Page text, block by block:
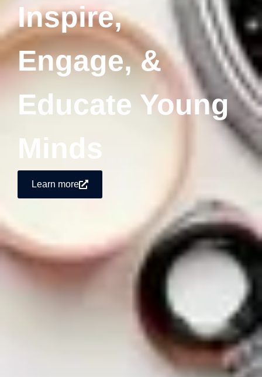
Inspire,
Engage, &
Educate Young
Minds
Learn more